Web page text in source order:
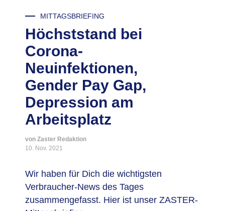
MITTAGSBRIEFING
Höchststand bei
Corona-
Neuinfektionen,
Gender Pay Gap,
Depression am
Arbeitsplatz
von Zaster Redaktion
10. Nov. 2021
Wir haben für Dich die wichtigsten
Verbraucher-News des Tages
zusammengefasst. Hier ist unser ZASTER-